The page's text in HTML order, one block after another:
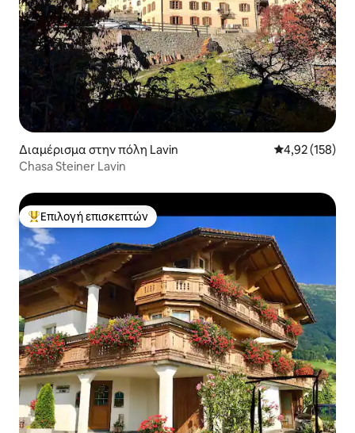
Διαμέρισμα στην πόλη Lavin Μέση
4,92 (158)
Chasa Steiner Lavin
Κορυφαία επιλογή επισκεπτών
Επιλογή επισκεπτών